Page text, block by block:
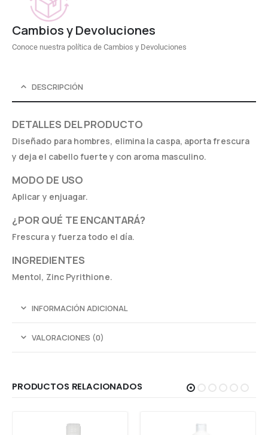
Cambios y Devoluciones
Conoce nuestra política de Cambios y Devoluciones
DESCRIPCIÓN
DETALLES DEL PRODUCTO
Diseñado para hombres, elimina la caspa, aporta frescura
y deja el cabello fuerte y con aroma masculino.
MODO DE USO
Aplicar y enjuagar.
¿POR QUÉ TE ENCANTARÁ?
Frescura y fuerza todo el día.
INGREDIENTES
Mentol, Zinc Pyrithione.
INFORMACIÓN ADICIONAL
VALORACIONES (0)
PRODUCTOS RELACIONADOS